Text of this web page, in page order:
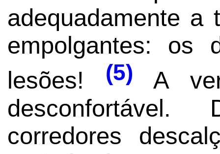
adequadamente a
empolgantes: os
lesões! (5) A
corredores